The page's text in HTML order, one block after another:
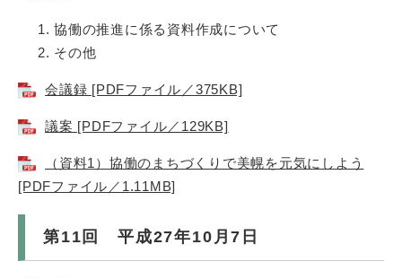
協働の推進に係る資料作成について
その他
会議録 [PDFファイル／375KB]
議案 [PDFファイル／129KB]
（資料1）協働のまちづくりで美幌を元気にしよう
[PDFファイル／1.11MB]
第11回 平成27年10月7日